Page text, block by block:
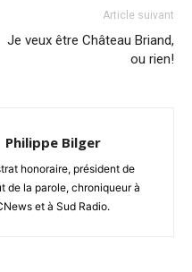
Article suivant
Je veux être Château Briand,
ou rien!
Philippe Bilger
honoraire, président de
de la parole, chroniqueur à
et à Sud Radio.